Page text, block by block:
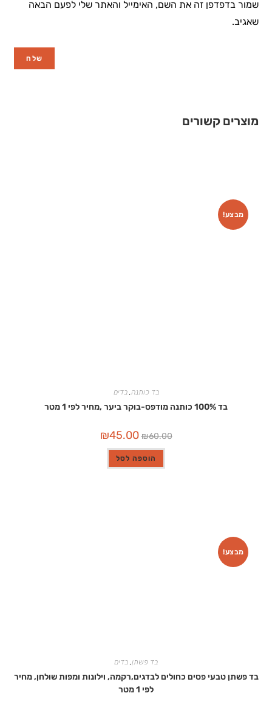
שמור בדפדפן זה את השם, האימייל והאתר שלי לפעם הבאה
שאגיב.
מוצרים קשורים
מבצע!
בד כותנה ,בדים
בד 100% כותנה מודפס-בוקר ביער ,מחיר לפי 1 מטר
₪60.00
המחיר
המקורי
היה:
₪60.00.
₪45.00
הוספה לסל
מבצע!
בד פשתן, בדים
בד פשתן טבעי פסים כחולים לבדגים,רקמה, וילונות ומפות שולחן, מחיר
לפי 1 מטר